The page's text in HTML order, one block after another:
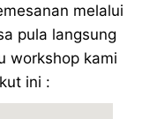
melalui
pula langsung
workshop kami
ini :